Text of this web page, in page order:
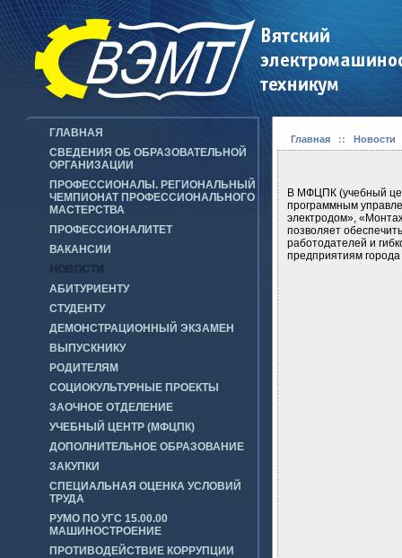
ГЛАВНАЯ
СВЕДЕНИЯ ОБ ОБРАЗОВАТЕЛЬНОЙ
ОРГАНИЗАЦИИ
ПРОФЕССИОНАЛЫ. РЕГИОНАЛЬНЫЙ
ЧЕМПИОНАТ ПРОФЕССИОНАЛЬНОГО
МАСТЕРСТВА
ПРОФЕССИОНАЛИТЕТ
ВАКАНСИИ
АБИТУРИЕНТУ
СТУДЕНТУ
ДЕМОНСТРАЦИОННЫЙ ЭКЗАМЕН
ВЫПУСКНИКУ
РОДИТЕЛЯМ
СОЦИОКУЛЬТУРНЫЕ ПРОЕКТЫ
ЗАОЧНОЕ ОТДЕЛЕНИЕ
УЧЕБНЫЙ ЦЕНТР (МФЦПК)
ДОПОЛНИТЕЛЬНОЕ ОБРАЗОВАНИЕ
ЗАКУПКИ
СПЕЦИАЛЬНАЯ ОЦЕНКА УСЛОВИЙ
ТРУДА
РУМО ПО УГС 15.00.00
МАШИНОСТРОЕНИЕ
ПРОТИВОДЕЙСТВИЕ КОРРУПЦИИ
Главная:: Новости
В МФЦПК (учебный
программным
электродом»,
позволяет
работодателей и
предприятиям